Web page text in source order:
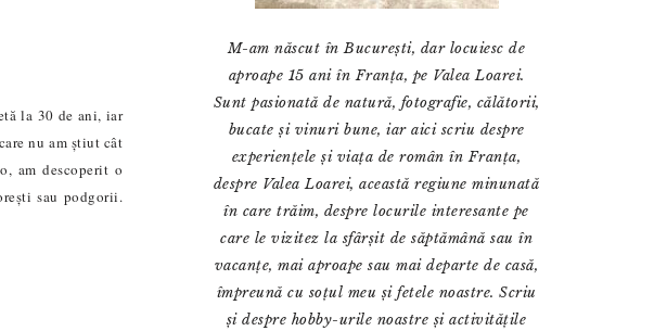
la 30 de ani, iar
nu am știut cât
am descoperit o
sau podgorii.
M-am născut în București, dar locuiesc de
aproape 15 ani în Franța, pe Valea Loarei.
Sunt pasionată de natură, fotografie, călătorii,
bucate și vinuri bune, iar aici scriu despre
experiențele și viața de român în Franța,
despre Valea Loarei, această regiune minunată
în care trăim, despre locurile interesante pe
care le vizitez la sfârșit de săptămână sau în
vacanțe, mai aproape sau mai departe de casă,
împreună cu soțul meu și fetele noastre. Scriu
și despre hobby-urile noastre și activitățile